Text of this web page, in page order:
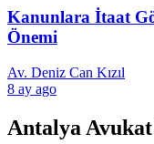
Kanunlara İtaat
Önemi
Av. Deniz Can Kızıl
8 ay ago
Antalya Avukat